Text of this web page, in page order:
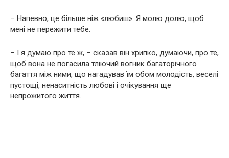
– Напевно, це більше ніж «любиш». Я молю долю, щоб
мені не пережити тебе.
– І я думаю про те ж, – сказав він хрипко, думаючи, про те,
щоб вона не погасила тліючий вогник багаторічного
багаття між ними, що нагадував їм обом молодість, веселі
пустощі, ненаситність любові і очікування ще
непрожитого життя.